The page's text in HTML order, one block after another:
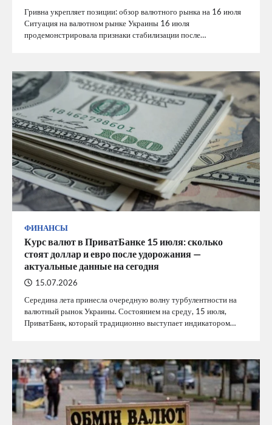
Гривна укрепляет позиции: обзор валютного рынка на 16 июля
Ситуация на валютном рынке Украины 16 июля
продемонстрировала признаки стабилизации после…
ФИНАНСЫ
Курс валют в ПриватБанке 15 июля: сколько
стоят доллар и евро после удорожания —
актуальные данные на сегодня
15.07.2026
Середина лета принесла очередную волну турбулентности на
валютный рынок Украины. Состоянием на среду, 15 июля,
ПриватБанк, который традиционно выступает индикатором…